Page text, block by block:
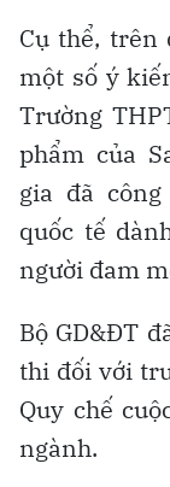
Cụ thể, trên
một số ý
Trường
phẩm của
gia đã
quốc tế
người đam
Bộ GD&ĐT
thi đối với
Quy chế
ngành.